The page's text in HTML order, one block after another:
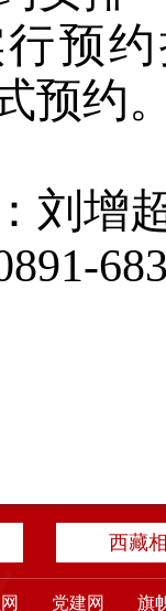
预
预约
刘增
-
西藏
党建网 旗